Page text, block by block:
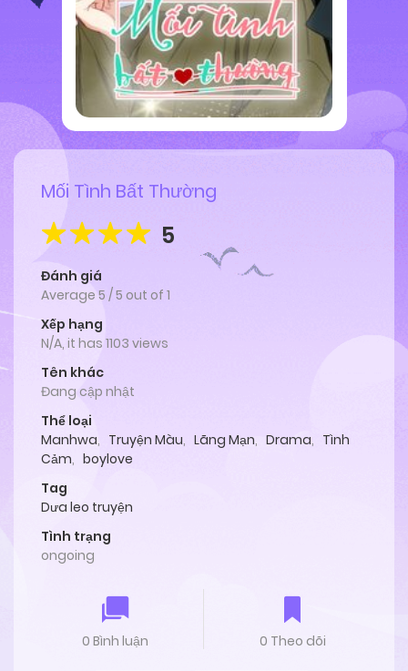
Mối Tình Bất Thường
5
Đánh giá
Average 5 /5 out of 1
Xếp hạng
N/A, it has 1103 views
Tên khác
Đang cập nhật
Thể loại
Manhwa, Truyện Màu, Lãng Mạn, Drama, Tình
Cảm, boylove
Tag
Dưa leo truyện
Tình trạng
ongoing
0 Bình luận 0 Theo dõi